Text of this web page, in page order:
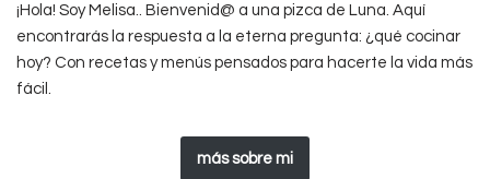
¡Hola! Soy Melisa.. Bienvenid@ a una pizca de Luna. Aquí
encontrarás la respuesta a la eterna pregunta: ¿qué cocinar
hoy? Con recetas y menús pensados para hacerte la vida más
fácil.
más sobre mi